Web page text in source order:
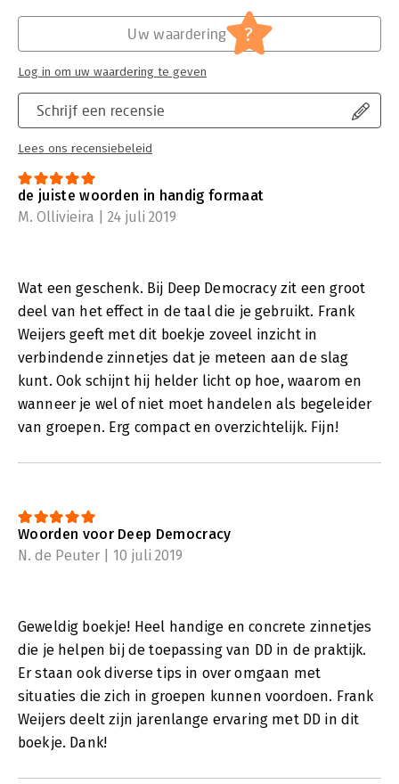
Schrijf een recensie
Lees ons recensiebeleid
Uw waardering ?
Log in om uw waardering te geven
de juiste woorden in handig formaat
M. Ollivieira | 24 juli 2019
Wat een geschenk. Bij Deep Democracy zit een groot
deel van het effect in de taal die je gebruikt. Frank
Weijers geeft met dit boekje zoveel inzicht in
verbindende zinnetjes dat je meteen aan de slag
kunt. Ook schijnt hij helder licht op hoe, waarom en
wanneer je wel of niet moet handelen als begeleider
van groepen. Erg compact en overzichtelijk. Fijn!
Woorden voor Deep Democracy
N. de Peuter | 10 juli 2019
Geweldig boekje! Heel handige en concrete zinnetjes
die je helpen bij de toepassing van DD in de praktijk.
Er staan ook diverse tips in over omgaan met
situaties die zich in groepen kunnen voordoen. Frank
Weijers deelt zijn jarenlange ervaring met DD in dit
boekje. Dank!